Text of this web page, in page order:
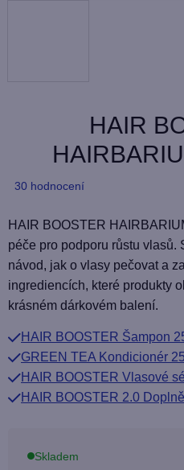
HAIR
Průměrné
produktu
je
5,0
z
5
30 hodnocení
HAIR BOOSTER
péče pro podporu růstu vlasů.
návod, jak o vlasy pečovat a
ingrediencích, které produkty
krásném dárkovém balení.
HAIR BOOSTER Šampon
GREEN TEA Kondicionér
HAIR BOOSTER Vlasové
HAIR BOOSTER 2.0
Skladem